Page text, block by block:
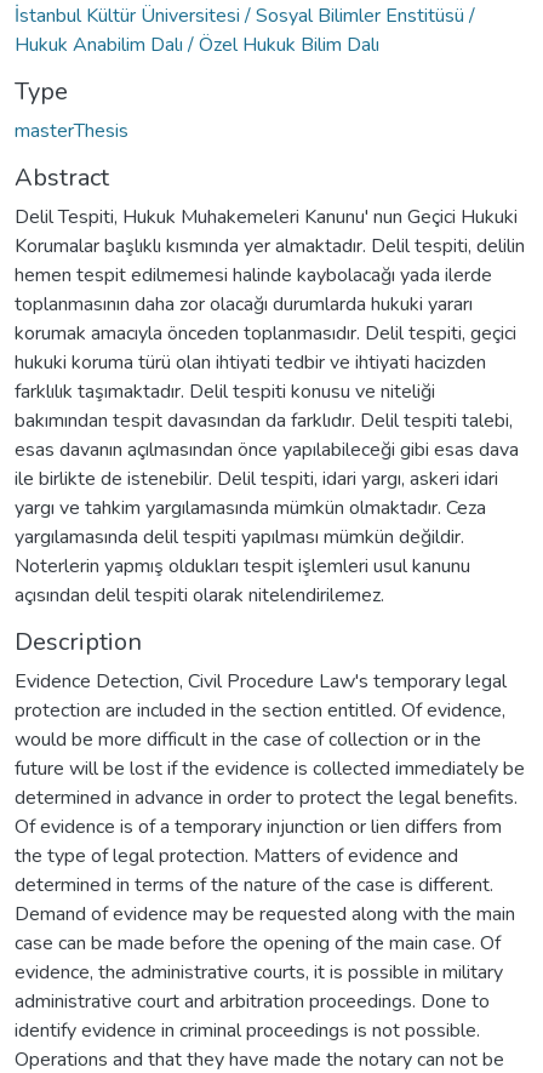
İstanbul Kültür Üniversitesi / Sosyal Bilimler Enstitüsü /
Hukuk Anabilim Dalı / Özel Hukuk Bilim Dalı
Type
masterThesis
Abstract
Delil Tespiti, Hukuk Muhakemeleri Kanunu' nun Geçici Hukuki
Korumalar başlıklı kısmında yer almaktadır. Delil tespiti, delilin
hemen tespit edilmemesi halinde kaybolacağı yada ilerde
toplanmasının daha zor olacağı durumlarda hukuki yararı
korumak amacıyla önceden toplanmasıdır. Delil tespiti, geçici
hukuki koruma türü olan ihtiyati tedbir ve ihtiyati hacizden
farklılık taşımaktadır. Delil tespiti konusu ve niteliği
bakımından tespit davasından da farklıdır. Delil tespiti talebi,
esas davanın açılmasından önce yapılabileceği gibi esas dava
ile birlikte de istenebilir. Delil tespiti, idari yargı, askeri idari
yargı ve tahkim yargılamasında mümkün olmaktadır. Ceza
yargılamasında delil tespiti yapılması mümkün değildir.
Noterlerin yapmış oldukları tespit işlemleri usul kanunu
açısından delil tespiti olarak nitelendirilemez.
Description
Evidence Detection, Civil Procedure Law's temporary legal
protection are included in the section entitled. Of evidence,
would be more difficult in the case of collection or in the
future will be lost if the evidence is collected immediately be
determined in advance in order to protect the legal benefits.
Of evidence is of a temporary injunction or lien differs from
the type of legal protection. Matters of evidence and
determined in terms of the nature of the case is different.
Demand of evidence may be requested along with the main
case can be made before the opening of the main case. Of
evidence, the administrative courts, it is possible in military
administrative court and arbitration proceedings. Done to
identify evidence in criminal proceedings is not possible.
Operations and that they have made the notary can not be